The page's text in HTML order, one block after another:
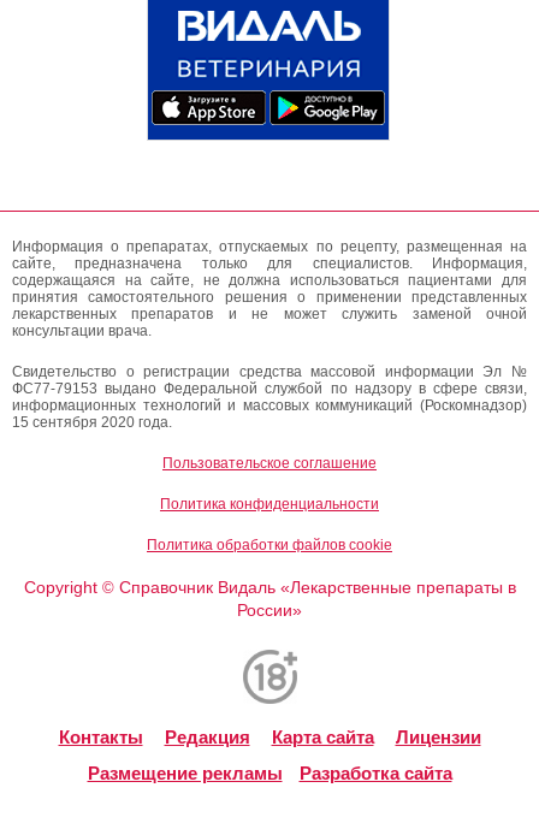
Информация о препаратах, отпускаемых по рецепту, размещенная на
сайте, предназначена только для специалистов. Информация,
содержащаяся на сайте, не должна использоваться пациентами для
принятия самостоятельного решения о применении представленных
лекарственных препаратов и не может служить заменой очной
консультации врача.
Свидетельство о регистрации средства массовой информации Эл №
ФС77-79153 выдано Федеральной службой по надзору в сфере связи,
информационных технологий и массовых коммуникаций (Роскомнадзор)
15 сентября 2020 года.
Пользовательское соглашение
Политика конфиденциальности
Политика обработки файлов cookie
Copyright ©Справочник Видаль «Лекарственные препараты в
России»
Контакты Редакция Карта сайта
Лицензии
Размещение рекламы
Разработка сайта